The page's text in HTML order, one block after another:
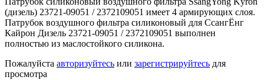
(дизель) 23721-09051 / 2372109051 имеет 4 армирующих слоя.
Патрубок воздушного фильтра силиконовый для СсангЁнг
Кайрон Дизель 23721-09051 / 2372109051 выполнен
полностью из маслостойкого силикона.
Пожалуйста авторизуйтесь или зарегистрируйтесь для
просмотра